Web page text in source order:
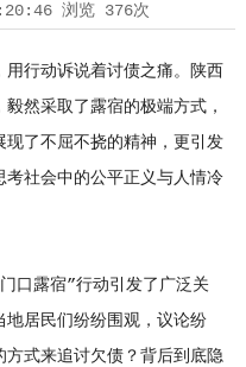
浏览 376次
行动诉说着讨债之痛。陕西
然采取了露宿的极端方式，
了不屈不挠的精神，更引发
社会中的公平正义与人情冷
露宿”行动引发了广泛关
居民们纷纷围观，议论纷
式来追讨欠债？背后到底隐